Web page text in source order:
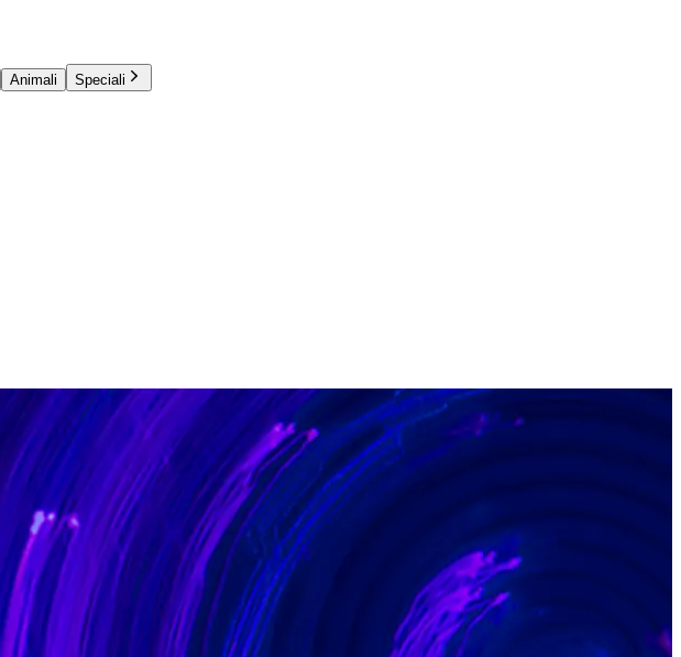
Animali
Speciali